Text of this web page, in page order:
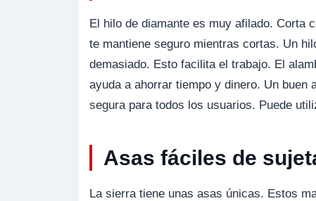
El hilo de diamante es muy afilado. Corta
te mantiene seguro mientras cortas. Un
demasiado. Esto facilita el trabajo. El
ayuda a ahorrar tiempo y dinero. Un
segura para todos los usuarios. Puede
Asas fáciles de
La sierra tiene unas asas únicas. Estos